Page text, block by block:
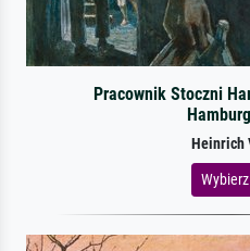
Pracownik Stoczni
Heinrich